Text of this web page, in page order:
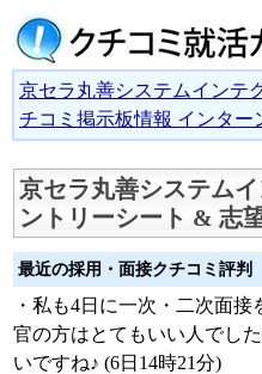
京セラ丸善システムインテ
チコミ掲示板情報 インター
京セラ丸善システム
ントリーシート & 志
最近の採用・面接クチコミ評判
・私も4日に一次・二次面
官の方はとてもいい人でし
いですね♪ (6日14時21分)